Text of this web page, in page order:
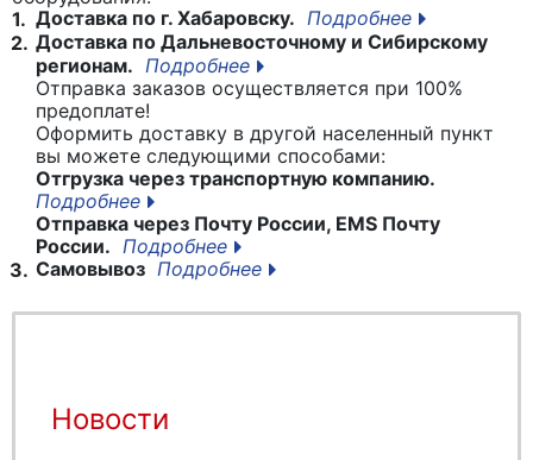
1. Доставка по г. Хабаровску. Подробнее
2. Доставка по Дальневосточному и Сибирскому
регионам. Подробнее
Отправка заказов осуществляется при 100%
предоплате!
Оформить доставку в другой населенный пункт
вы можете следующими способами:
Отгрузка через транспортную компанию.
Подробнее
Отправка через Почту России, EMS Почту
России. Подробнее
3. Самовывоз Подробнее
Новости